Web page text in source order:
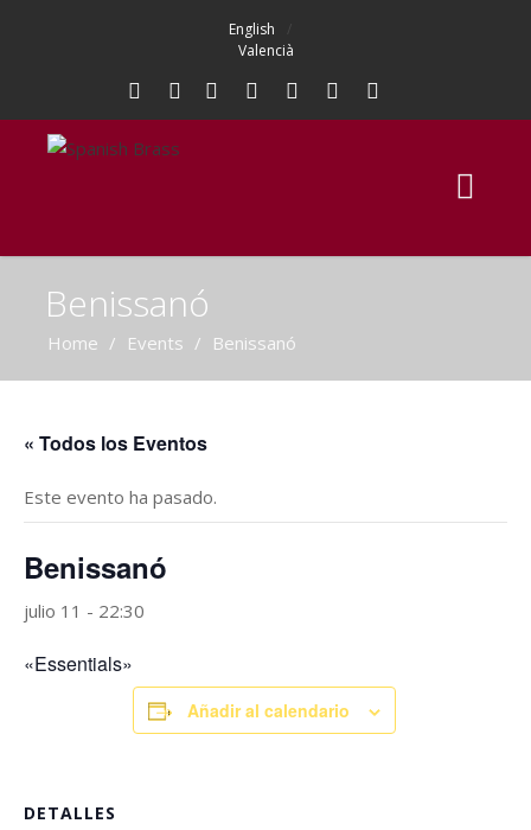
English
Valencià
Benissanó
Home / Events / Benissanó
« Todos los Eventos
Este evento ha pasado.
Benissanó
julio 11 - 22:30
«Essentials»
Añadir al calendario
DETALLES